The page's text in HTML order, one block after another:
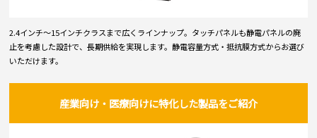
2.4インチ～15インチクラスまで広くラインナップ。タッチパネルも静電パネルの廃
止を考慮した設計で、長期供給を実現します。静電容量方式・抵抗膜方式からお選び
いただけます。
産業向け・医療向けに特化した製品をご紹介